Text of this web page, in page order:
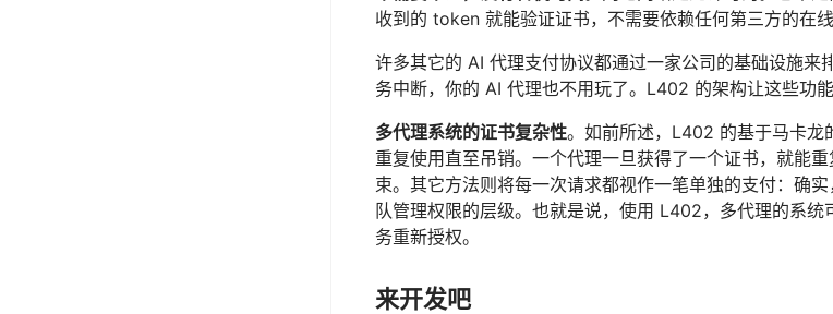
收到的 token 就能验证证书，不需要依赖任何第三方的在
许多其它的 AI 代理支付协议都通过一家公司的基础设施
务中断，你的 AI 代理也不用玩了。L402 的架构让这些功
多代理系统的证书复杂性。如前所述，L402 的基于马卡龙
重复使用直至吊销。一个代理一旦获得了一个证书，就能
束。其它方法则将每一次请求都视作一笔单独的支付：确
队管理权限的层级。也就是说，使用 L402，多代理的系
务重新授权。
来开发吧